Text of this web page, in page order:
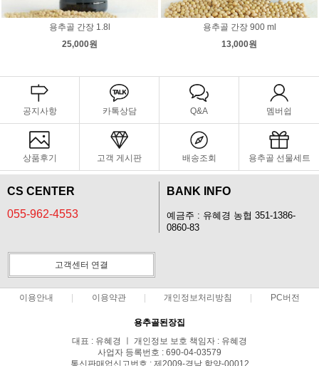
용추골 간장 1.8l
25,000원
용추골 간장 900 ml
13,000원
공지사항 카톡상담 Q&A 멤버쉽
상품후기 고객 게시판 배송조회 용추골 선물세트
CS CENTER
055-962-4553
BANK INFO
예금주 : 유혜경 농협 351-1386-
0860-83
고객센터 연결
이용안내 이용약관 개인정보처리방침 PC버전
용추골된장집
대표 : 유혜경 ㅣ 개인정보 보호 책임자 : 유혜경
사업자 등록번호 : 690-04-03579
통신판매업신고번호 : 제2009-경남 함양-00012